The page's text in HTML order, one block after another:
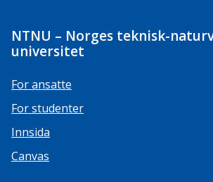
NTNU – Norges teknisk-
universitet
For ansatte
For studenter
Innsida
Canvas